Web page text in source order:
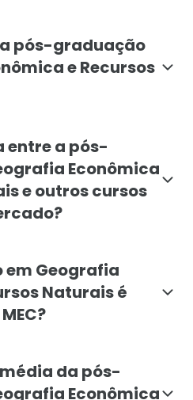
pós-graduação
e Recursos
entre a pós-
Econômica
e outros cursos
Geografia
Naturais é
da pós-
Econômica